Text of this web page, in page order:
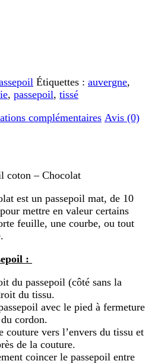
Étiquettes : auvergne,
, passepoil, tissé
complémentaires Avis (0)
coton – Chocolat
est un passepoil mat, de 10
mettre en valeur certains
feuille, une courbe, ou tout
:
du passepoil (côté sans la
du tissu.
avec le pied à fermeture
cordon.
couture vers l’envers du tissu et
de la couture.
coincer le passepoil entre